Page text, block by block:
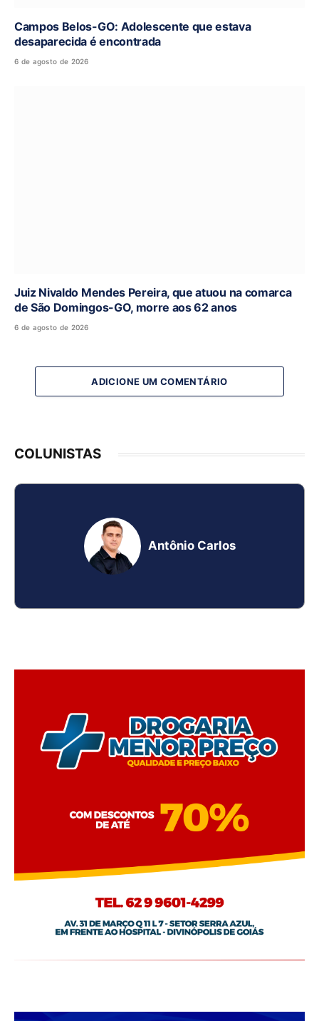
Campos Belos-GO: Adolescente que estava
desaparecida é encontrada
6 de agosto de 2026
Juiz Nivaldo Mendes Pereira, que atuou na comarca
de São Domingos-GO, morre aos 62 anos
6 de agosto de 2026
ADICIONE UM COMENTÁRIO
COLUNISTAS
Antônio Carlos